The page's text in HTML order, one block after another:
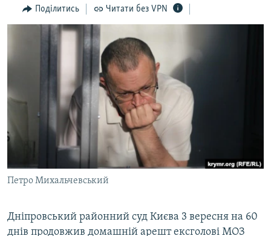
Перейти
до
ПОГЛЯД
ІНТЕРВ'Ю
ВСЕ ЗА ДЕНЬ
СПЕЦПРОЕКТИ
ДЕПОРТАЦІЯ
ВІДЕОУРОКИ «ELIFBE»
СВІДЧЕННЯ ОКУПАЦІЇ
УКРАЇНСЬКА ПРОБЛЕМА КРИМУ
ІНФОГРАФІКА
ЯК ОБІЙТИ БЛОКУВАННЯ
Русский
Qırımtatar
ДОЛУЧАЙСЯ!
Поділитись Читати без VPN
Петро Михальчевський
Дніпровський районний суд Києва 3 вересня на 60
днів продовжив домашній арешт ексголові МОЗ